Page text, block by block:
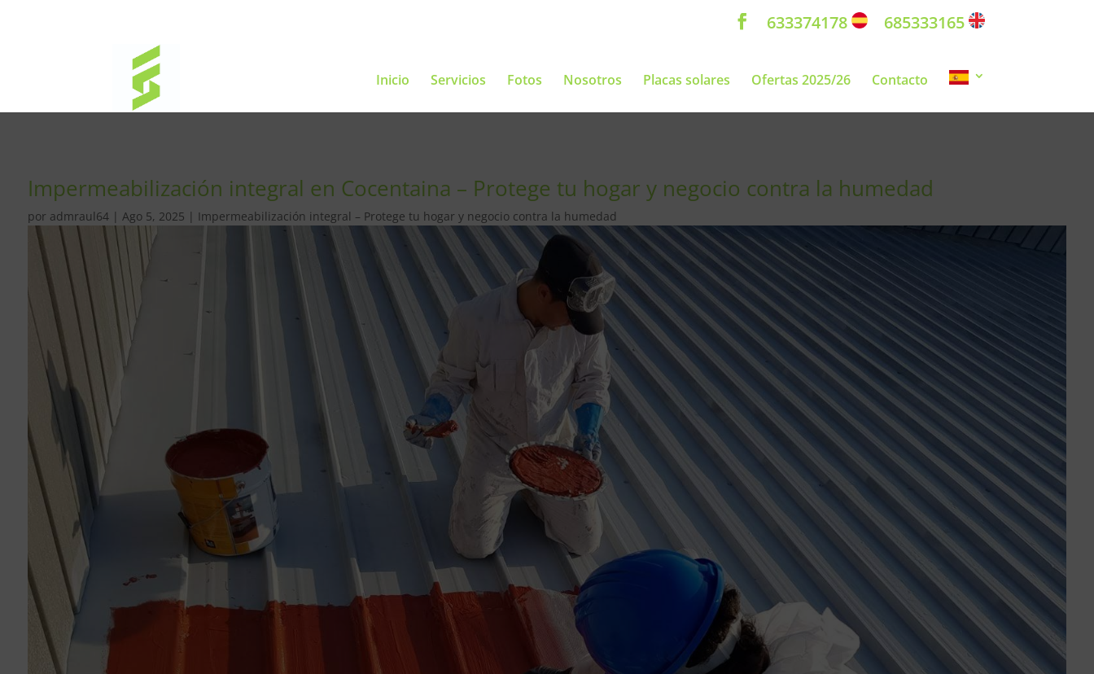
633374178 685333165
Inicio Servicios Fotos Nosotros Placas solares Ofertas 2025/26 Contacto
Impermeabilización integral en Cocentaina – Protege tu hogar y negocio contra la humedad
por admraul64| Ago 5, 2025 | Impermeabilización integral – Protege tu hogar y negocio contra la humedad